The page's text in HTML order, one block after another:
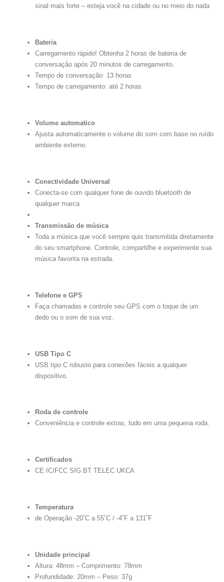
sinal mais forte – esteja você na cidade ou no meio do nada
Bateria
Carregamento rápido! Obtenha 2 horas de bateria de
conversação após 20 minutos de carregamento.
Tempo de conversação: 13 horas
Tempo de carregamento: até 2 horas
Volume automatico
Ajusta automaticamente o volume do som com base no ruído
ambiente externo.
Conectividade Universal
Conecta-se com qualquer fone de ouvido bluetooth de
qualquer marca
Transmissão de música
Toda a música que você sempre quis transmitida diretamente
do seu smartphone. Controle, compartilhe e experimente sua
música favorita na estrada.
Telefone e GPS
Faça chamadas e controle seu GPS com o toque de um
dedo ou o som de sua voz.
USB Tipo C
USB tipo C robusto para conexões fáceis a qualquer
dispositivo.
Roda de controle
Conveniência e controle extras, tudo em uma pequena roda.
Certificados
CE IC/FCC SIG BT TELEC UKCA
Temperatura
de Operação -20˚C a 55˚C / -4˚F a 131˚F
Unidade principal
Altura: 48mm – Comprimento: 78mm
Profundidade: 20mm – Peso: 37g